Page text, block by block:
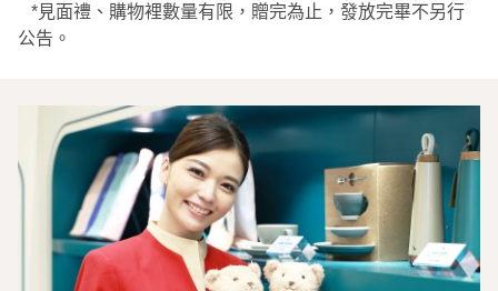
*見面禮、購物裡數量有限，贈完為止，發放完畢不另行
公告。